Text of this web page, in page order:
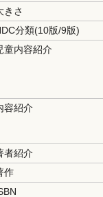
きさ
分類(10版/9版)
童内容紹介
容紹介
者紹介
作